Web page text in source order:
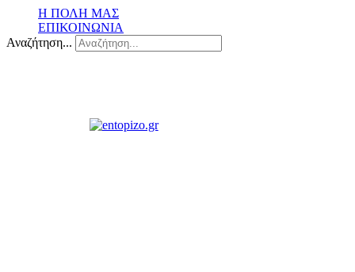
Η ΠΟΛΗ ΜΑΣ
ΕΠΙΚΟΙΝΩΝΙΑ
Αναζήτηση...